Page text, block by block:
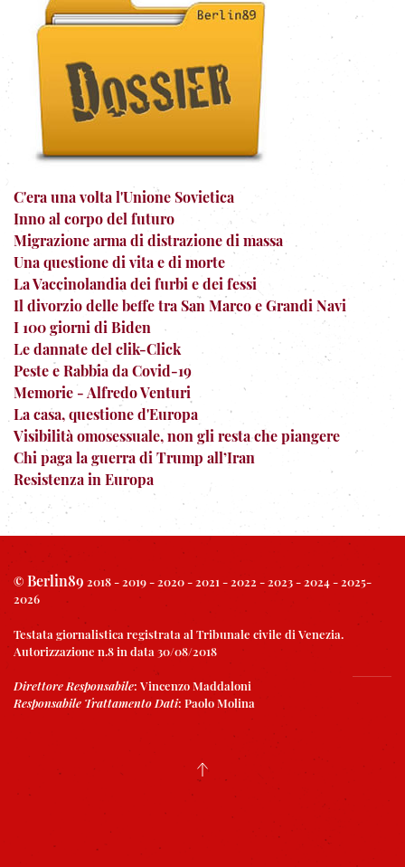
C'era una volta l'Unione Sovietica
Inno al corpo del futuro
Migrazione arma di distrazione di massa
Una questione di vita e di morte
La Vaccinolandia dei furbi e dei fessi
Il divorzio delle beffe tra San Marco e Grandi Navi
I 100 giorni di Biden
Le dannate del clik-Click
Peste e Rabbia da Covid-19
Memorie - Alfredo Venturi
La casa, questione d'Europa
Visibilità omosessuale, non gli resta che piangere
Chi paga la guerra di Trump all’Iran
Resistenza in Europa
© Berlin89 2018 - 2019 - 2020 - 2021 - 2022 - 2023 - 2024 - 2025-
2026
Testata giornalistica registrata al Tribunale civile di Venezia.
Autorizzazione n.8 in data 30/08/2018
Direttore Responsabile: Vincenzo Maddaloni
Responsabile Trattamento Dati: Paolo Molina